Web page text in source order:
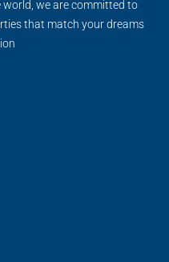
we are committed to
that match your dreams